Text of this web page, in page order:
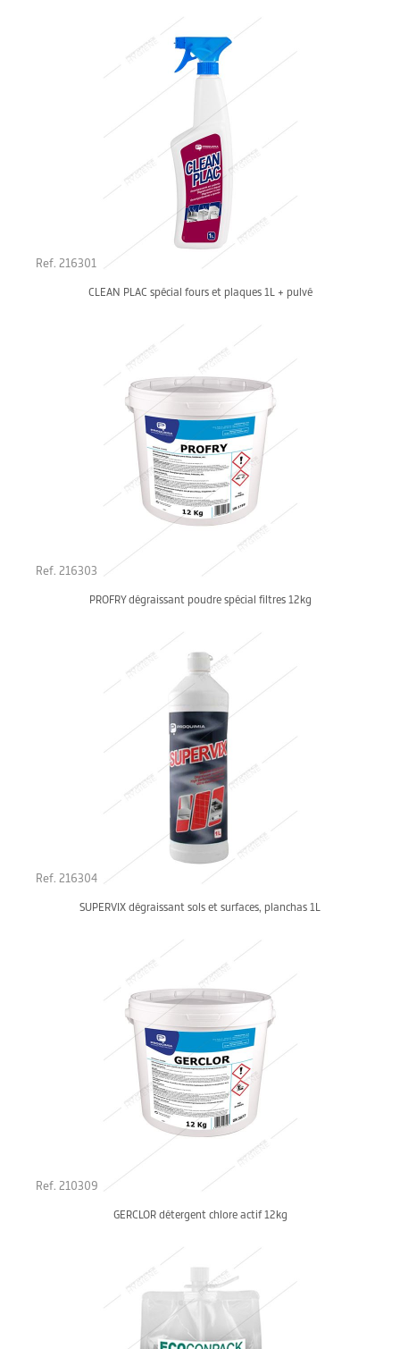
Ref. 216301
CLEAN PLAC spécial fours et plaques 1L + pulvé
Ref. 216303
PROFRY dégraissant poudre spécial filtres 12kg
Ref. 216304
SUPERVIX dégraissant sols et surfaces, planchas 1L
Ref. 210309
GERCLOR détergent chlore actif 12kg